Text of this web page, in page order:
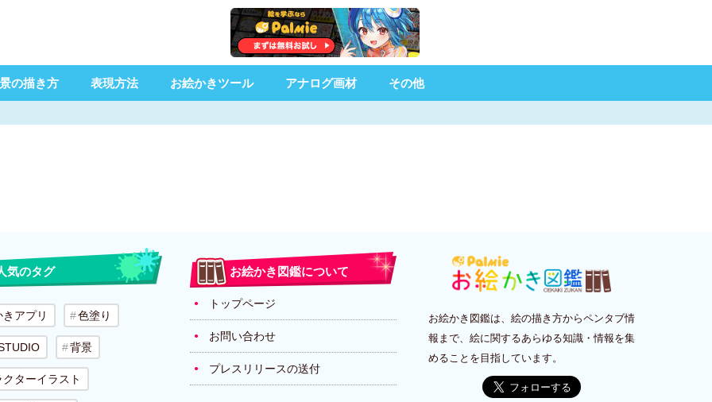
の描き方 表現方法 お絵かきツール アナログ画材 その他
気のタグ
アプリ 色塗り
背景
ターイラスト
お絵かき図鑑について
トップページ
お問い合わせ
プレスリリースの送付
お絵かき図鑑は、絵の描き方からペンタブ情
報まで、絵に関するあらゆる知識・情報を集
めることを目指しています。